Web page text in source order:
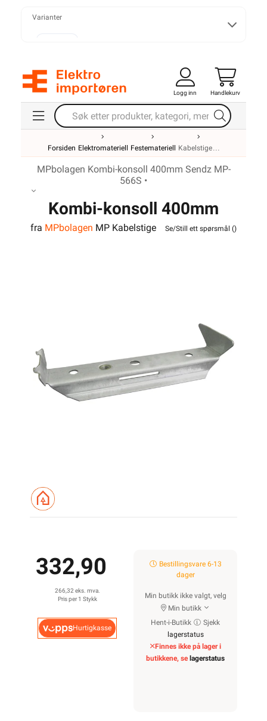
Varianter
75 mm
100 mm
150 mm
400 mm
Logg inn Handlekurv
Forsiden Elektromateriell Festemateriell Kabelstige
MPbolagen Kombi-konsoll 400mm Sendz MP-
566S •
Kombi-konsoll 400mm
Sendz MP-566S
fra MPbolagen MP Kabelstige Se/Still ett spørsmål ()
332,90
266,32 eks. mva.
Pris per 1 Stykk
Hurtigkasse
Bestillingsvare 6-13
dager
Min butikk ikke valgt, velg
Min butikk
Hent-i-Butikk
Sjekk
lagerstatus
Finnes ikke på lager i
butikkene, se lagerstatus